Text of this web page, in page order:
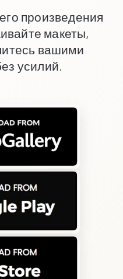
произведения
макеты,
вашими
усилий.